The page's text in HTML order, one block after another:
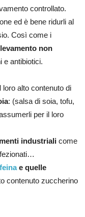
controllato.
ed è bene ridurli al
Così come i
non
e antibiotici.
loro alto contenuto di
: (salsa di soia, tofu,
per il loro
industriali come
e quelle
contenuto zuccherino